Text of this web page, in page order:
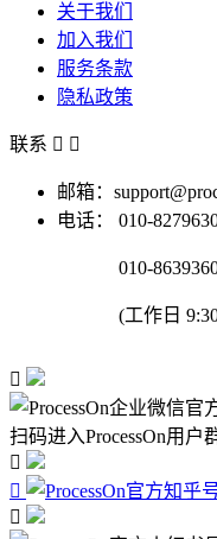
关于我们
加入我们
服务条款
隐私政策
联系  
邮箱：
电话：
010-
010-
(工作日

扫码进入ProcessOn用户


